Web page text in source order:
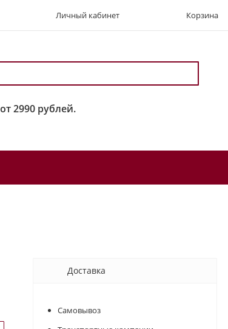
Личный кабинет Корзина
2990 рублей.
Доставка
Самовывоз